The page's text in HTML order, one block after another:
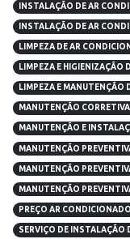
INSTALAÇÃO DE AR
INSTALAÇÃO DE AR
LIMPEZA DE AR
LIMPEZA E HIGIENIZAÇÃO
LIMPEZA E MANUTENÇÃO
MANUTENÇÃO
MANUTENÇÃO E
MANUTENÇÃO
MANUTENÇÃO
MANUTENÇÃO
PREÇO AR CONDICIONADO
SERVIÇO DE INSTALAÇÃO